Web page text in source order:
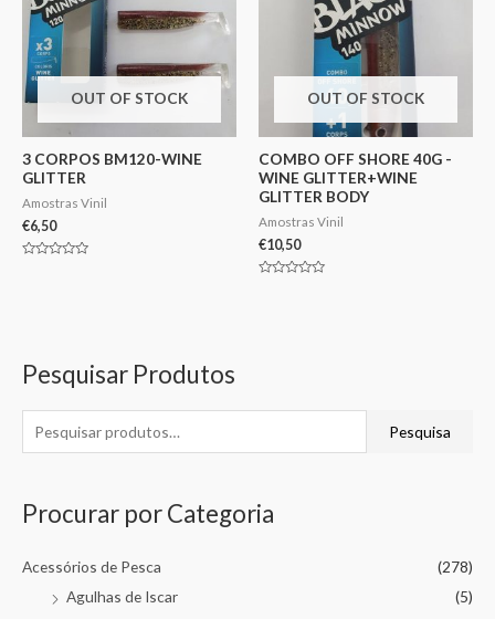
Pesquisar Produtos
Pesquisa
Procurar por Categoria
Acessórios de Pesca
(278)
Agulhas de Iscar
(5)
OUT OF STOCK
3 CORPOS BM120-WINE
GLITTER
Amostras Vinil
€6,50
OUT OF STOCK
COMBO OFF SHORE 40G -
WINE GLITTER+WINE
GLITTER BODY
Amostras Vinil
€10,50